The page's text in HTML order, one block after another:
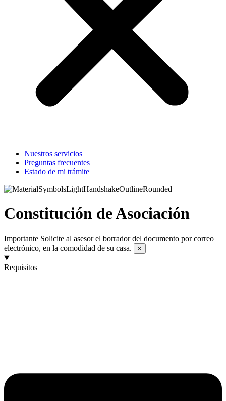
Nuestros servicios
Preguntas frecuentes
Estado de mi trámite
Constitución de Asociación
Importante Solicite al asesor el borrador del documento por correo
electrónico, en la comodidad de su casa.
×
Requisitos